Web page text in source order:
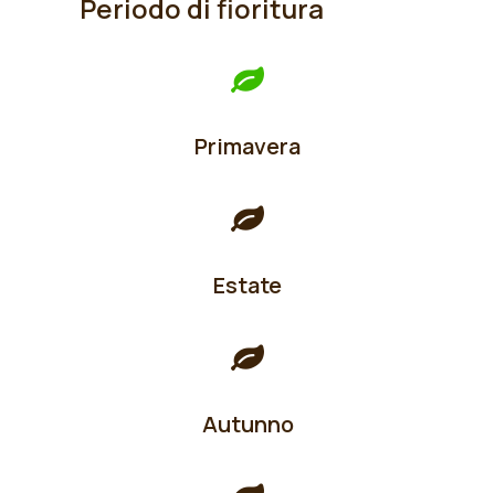
Periodo di fioritura
Primavera
Estate
Autunno